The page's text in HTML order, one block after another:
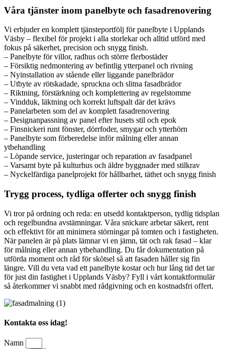
Våra tjänster inom panelbyte och fasadrenovering
Vi erbjuder en komplett tjänsteportfölj för panelbyte i Upplands
Väsby – flexibel för projekt i alla storlekar och alltid utförd med
fokus på säkerhet, precision och snygg finish.
– Panelbyte för villor, radhus och större flerbostäder
– Försiktig nedmontering av befintlig ytterpanel och rivning
– Nyinstallation av stående eller liggande panelbrädor
– Utbyte av rötskadade, spruckna och slitna fasadbrädor
– Riktning, förstärkning och komplettering av regelstomme
– Vindduk, läktning och korrekt luftspalt där det krävs
– Panelarbeten som del av komplett fasadrenovering
– Designanpassning av panel efter husets stil och epok
– Finsnickeri runt fönster, dörrfoder, smygar och ytterhörn
– Panelbyte som förberedelse inför målning eller annan
ytbehandling
– Löpande service, justeringar och reparation av fasadpanel
– Varsamt byte på kulturhus och äldre byggnader med stilkrav
– Nyckelfärdiga panelprojekt för hållbarhet, täthet och snygg finish
Trygg process, tydliga offerter och snygg finish
Vi tror på ordning och reda: en utsedd kontaktperson, tydlig tidsplan
och regelbundna avstämningar. Våra snickare arbetar säkert, rent
och effektivt för att minimera störningar på tomten och i fastigheten.
När panelen är på plats lämnar vi en jämn, tät och rak fasad – klar
för målning eller annan ytbehandling. Du får dokumentation på
utförda moment och råd för skötsel så att fasaden håller sig fin
längre. Vill du veta vad ett panelbyte kostar och hur lång tid det tar
för just din fastighet i Upplands Väsby? Fyll i vårt kontaktformulär
så återkommer vi snabbt med rådgivning och en kostnadsfri offert.
Kontakta oss idag!
Namn